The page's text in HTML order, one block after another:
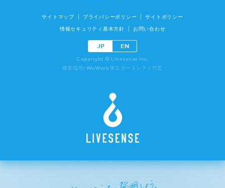
サイトマップ プライバシーポリシー サイトポリシー
情報セキュリティ基本方針 お問い合わせ
JP EN
Copyright © Livesense Inc.
撮影場所: WeWork 東京ポートシティ竹芝